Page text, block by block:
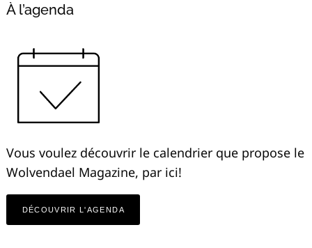
À l’agenda
Vous voulez découvrir le calendrier que propose le
Wolvendael Magazine, par ici!
DÉCOUVRIR L'AGENDA